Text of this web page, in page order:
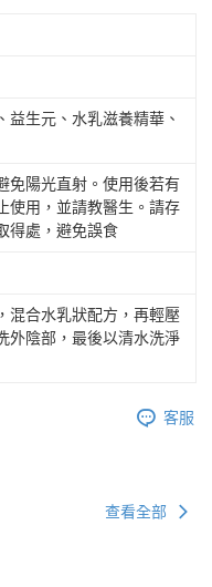
益生元、水乳滋養精華、
免陽光直射。使用後若有
使用，並請教醫生。請存
得處，避免誤食
混合水乳狀配方，再輕壓
外陰部，最後以清水洗淨
客服
查看全部